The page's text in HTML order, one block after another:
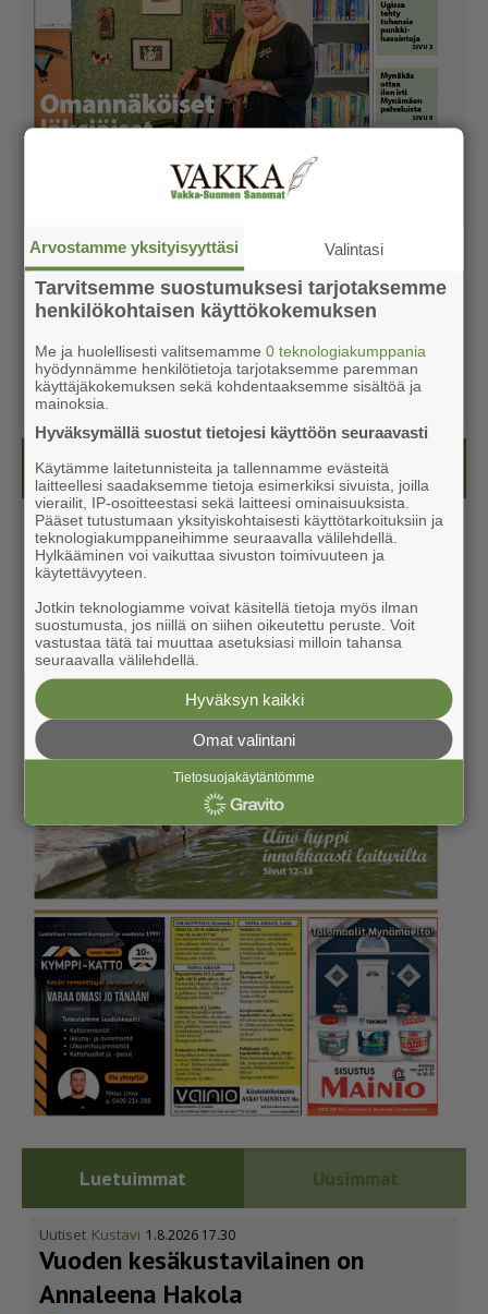
Kesälehti (ilmainen)
Luetuimmat Uusimmat
Uutiset Kustavi 1.8.2026 17.30
Vuoden kesäkus­ta­vi­lainen on
Annaleena Hakola
Arvostamme yksityisyyttäsi Valintasi
Tarvitsemme suostumuksesi tarjotaksemme
henkilökohtaisen käyttökokemuksen
Me ja huolellisesti valitsemamme0 teknologiakumppania
hyödynnämme henkilötietoja tarjotaksemme paremman
käyttäjäkokemuksen sekä kohdentaaksemme sisältöä ja
mainoksia.
Hyväksymällä suostut tietojesi käyttöön seuraavasti
Käytämme laitetunnisteita ja tallennamme evästeitä
laitteellesi saadaksemme tietoja esimerkiksi sivuista, joilla
vierailit, IP-osoitteestasi sekä laitteesi ominaisuuksista.
Pääset tutustumaan yksityiskohtaisesti käyttötarkoituksiin ja
teknologiakumppaneihimme seuraavalla välilehdellä.
Hylkääminen voi vaikuttaa sivuston toimivuuteen ja
käytettävyyteen.
Jotkin teknologiamme voivat käsitellä tietoja myös ilman
suostumusta, jos niillä on siihen oikeutettu peruste. Voit
vastustaa tätä tai muuttaa asetuksiasi milloin tahansa
seuraavalla välilehdellä.
Hyväksyn kaikki
Omat valintani
Tietosuojakäytäntömme